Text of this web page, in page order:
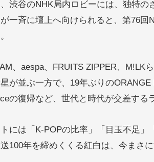
渋谷のNHK局内ロビーには、独特の
一斉に壇上へ向けられると、第76回
、aespa、FRUITS ZIPPER、M!LK
が並ぶ一方で、19年ぶりの
の復帰など、世代と時代が交差する
には「K-POPの比率」「目玉不足」
100年を締めくくる紅白は、今まさに